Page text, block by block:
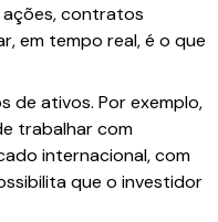
ações, contratos
em tempo real, é o que
de ativos. Por exemplo,
trabalhar com
internacional, com
que o investidor